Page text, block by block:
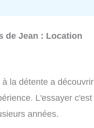
de Jean : Location
la détente a découvrir
L'essayer c'est
années.